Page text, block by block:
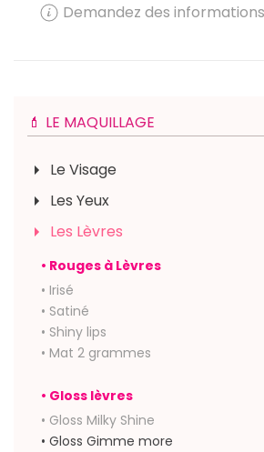
Demandez des
💄 LE MAQUILLAGE
Le Visage
Les Yeux
Les Lèvres
• Rouges à Lèvres
• Irisé
• Satiné
• Shiny lips
• Mat 2 grammes
• Gloss lèvres
• Gloss Milky Shine
• Gloss Gimme more